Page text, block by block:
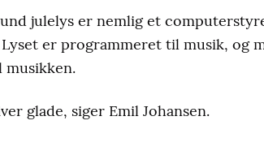
julelys er nemlig et
er programmeret til musik, og
musikken.
glade, siger Emil Johansen.